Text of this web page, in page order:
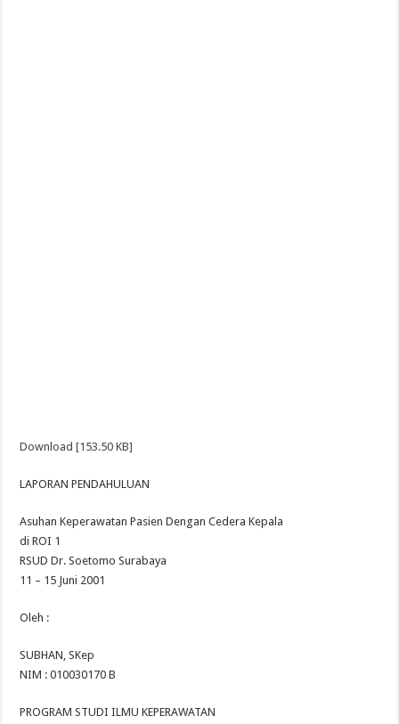
Download [153.50 KB]
LAPORAN PENDAHULUAN
Asuhan Keperawatan Pasien Dengan Cedera Kepala
di ROI 1
RSUD Dr. Soetomo Surabaya
11 – 15 Juni 2001
Oleh :
SUBHAN, SKep
NIM : 010030170 B
PROGRAM STUDI ILMU KEPERAWATAN